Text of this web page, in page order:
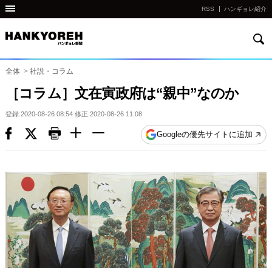
他
国
の
サ
イ
ト
の
다
른
나
라
RSS ハンギョレ紹介
全体 > 社説・コラム
［コラム］文在寅政府は“親中”なのか
登録:2020-08-26 08:54 修正:2020-08-26 11:08
Googleの優先サイトに追加